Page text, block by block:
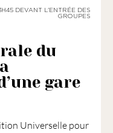
DEVANT L'ENTRÉE DES
GROUPES
du
gare
Universelle pour